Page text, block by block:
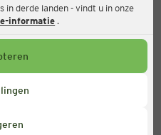
in derde landen - vindt u in onze
informatie .